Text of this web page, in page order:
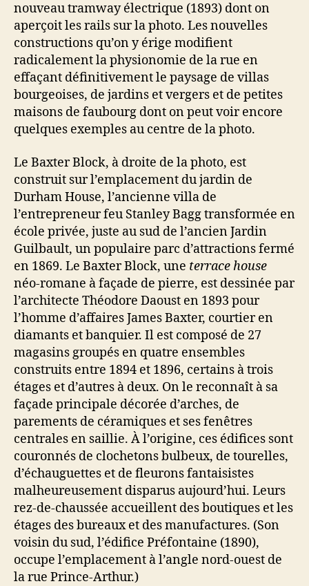
nouveau tramway électrique (1893) dont on
aperçoit les rails sur la photo. Les nouvelles
constructions qu’on y érige modifient
radicalement la physionomie de la rue en
effaçant définitivement le paysage de villas
bourgeoises, de jardins et vergers et de petites
maisons de faubourg dont on peut voir encore
quelques exemples au centre de la photo.
Le Baxter Block, à droite de la photo, est
construit sur l’emplacement du jardin de
Durham House, l’ancienne villa de
l’entrepreneur feu Stanley Bagg transformée en
école privée, juste au sud de l’ancien Jardin
Guilbault, un populaire parc d’attractions fermé
en 1869. Le Baxter Block, une terrace house
néo-romane à façade de pierre, est dessinée par
l’architecte Théodore Daoust en 1893 pour
l’homme d’affaires James Baxter, courtier en
diamants et banquier. Il est composé de 27
magasins groupés en quatre ensembles
construits entre 1894 et 1896, certains à trois
étages et d’autres à deux. On le reconnaît à sa
façade principale décorée d’arches, de
parements de céramiques et ses fenêtres
centrales en saillie. À l’origine, ces édifices sont
couronnés de clochetons bulbeux, de tourelles,
d’échauguettes et de fleurons fantaisistes
malheureusement disparus aujourd’hui. Leurs
rez-de-chaussée accueillent des boutiques et les
étages des bureaux et des manufactures. (Son
voisin du sud, l’édifice Préfontaine (1890),
occupe l’emplacement à l’angle nord-ouest de
la rue Prince-Arthur.)